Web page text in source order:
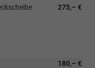
275,– €
180,– €